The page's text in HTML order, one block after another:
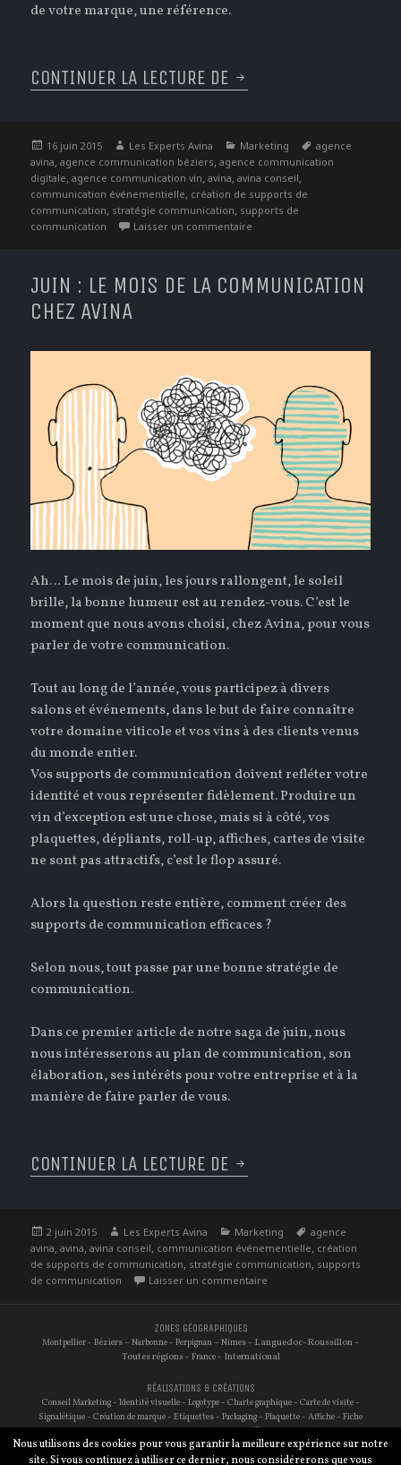
de votre marque, une référence.
CONTINUER LA LECTURE DE SUPPORTS DE
Publié
le
16 juin 2015 Auteur
Les Experts Avina Catégories
Marketing Étiquettes
agence
avina,agence communication béziers,agence communication
digitale,agence communication vin,avina,avina conseil,
communication événementielle, création de supports de
communication, stratégie communication, supports de
communication
Laisser un commentaire
JUIN : LE MOIS DE LA COMMUNICATION
CHEZ AVINA
Ah… Le mois de juin, les jours rallongent, le soleil
brille, la bonne humeur est au rendez-vous. C’est le
moment que nous avons choisi, chez Avina, pour vous
parler de votre communication.
Tout au long de l’année, vous participez à divers
salons et événements, dans le but de faire connaître
votre domaine viticole et vos vins à des clients venus
du monde entier.
Vos supports de communication doivent refléter votre
identité et vous représenter fidèlement. Produire un
vin d’exception est une chose, mais si à côté, vos
plaquettes, dépliants, roll-up, affiches, cartes de visite
ne sont pas attractifs, c’est le flop assuré.
Alors la question reste entière, comment créer des
supports de communication efficaces ?
Selon nous, tout passe par une bonne stratégie de
communication.
Dans ce premier article de notre saga de juin, nous
nous intéresserons au plan de communication, son
élaboration, ses intérêts pour votre entreprise et à la
manière de faire parler de vous.
CONTINUER LA LECTURE DE JUIN : LE MOIS DE LA
Publié
le
2 juin 2015 Auteur
Les Experts Avina Catégories
Marketing Étiquettes
agence
avina,avina,avina conseil, communication événementielle, création
de supports de communication, stratégie communication, supports
de communication
Laisser un commentaire
ZONES GÉOGRAPHIQUES
Montpellier - Béziers –Narbonne - Perpignan –Nimes - Languedoc-Roussillon -
Toutes régions - France- International
RÉALISATIONS & CRÉATIONS
Conseil Marketing- Identité visuelle- Logotype- Charte graphique- Carte de visite-
Signalétique - Création de marque - Etiquettes - Packaging - Plaquette - Affiche - Fiche
- - - - - -
Réseaux sociaux-E-commerce
Nous utilisons des cookies pour vous garantir la meilleure expérience sur notre
site. Si vous continuez à utiliser ce dernier, nous considérerons que vous